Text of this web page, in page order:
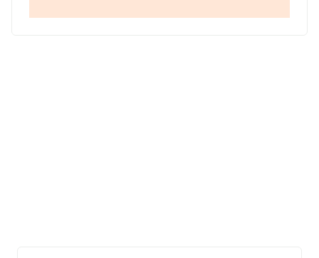
información relativa a la provincia de Sevilla, en la base